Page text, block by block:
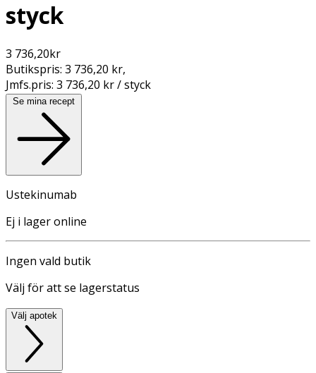
styck
3 736,20kr
Butikspris: 3 736,20 kr,
Jmfs.pris: 3 736,20 kr / styck
Se mina recept
Ustekinumab
Ej i lager online
Ingen vald butik
Välj för att se lagerstatus
Välj apotek